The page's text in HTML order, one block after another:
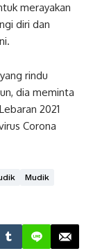
merayakan
diri dan
rindu
dia meminta
2021
Corona
Mudik